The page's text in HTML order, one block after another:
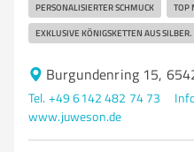
PERSONALISIERTER SCHMUCK TOP
EXKLUSIVE KÖNIGSKETTEN AUS SILBER.
Burgundenring 15,
Tel. +49 6142 482 74 73
www.juweson.de